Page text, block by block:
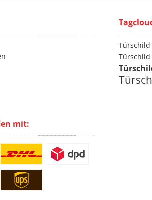
Türschild
Türschild
mit: